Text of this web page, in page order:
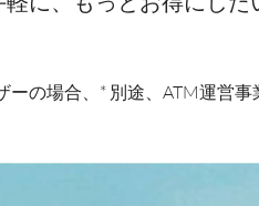
の場合、* 別途、ATM運営